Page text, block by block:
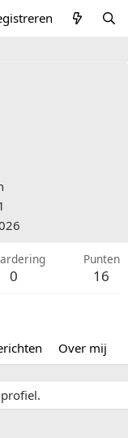
0
Punten
16
Over mij